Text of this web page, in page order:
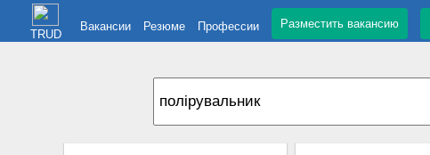
TRUD
Вакансии Резюме Профессии Разместить вакансию